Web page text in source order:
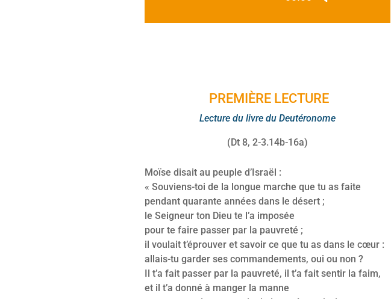
flèches
PREMIÈRE LECTURE
Lecture du livre du Deutéronome
(Dt 8, 2-3.14b-16a)
Moïse disait au peuple d’Israël :
« Souviens-toi de la longue marche que tu as faite
pendant quarante années dans le désert ;
le Seigneur ton Dieu te l’a imposée
pour te faire passer par la pauvreté ;
il voulait t’éprouver et savoir ce que tu as dans le cœur :
allais-tu garder ses commandements, oui ou non ?
Il t’a fait passer par la pauvreté, il t’a fait sentir la faim,
et il t’a donné à manger la manne